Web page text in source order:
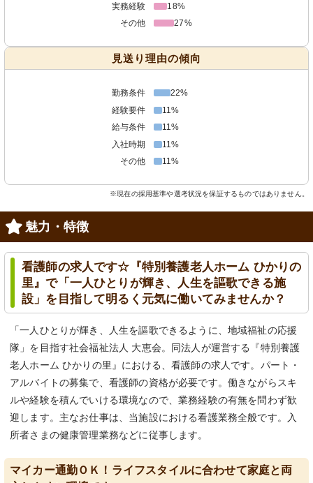
実務経験
18%
その他
27%
見送り理由の傾向
勤務条件
22%
経験要件
11%
給与条件
11%
入社時期
11%
その他
11%
※現在の採用基準や選考状況を保証するものではありません。
魅力・特徴
看護師の求人です☆『特別養護老人ホーム ひかりの
里』で「一人ひとりが輝き、人生を謳歌できる施
設」を目指して明るく元気に働いてみませんか？
「一人ひとりが輝き、人生を謳歌できるように、地域福祉の応援
隊」を目指す社会福祉法人 大恵会。同法人が運営する『特別養護
老人ホーム ひかりの里』における、看護師の求人です。パート・
アルバイトの募集で、看護師の資格が必要です。働きながらスキ
ルや経験を積んでいける環境なので、業務経験の有無を問わず歓
迎します。主なお仕事は、当施設における看護業務全般です。入
所者さまの健康管理業務などに従事します。
マイカー通勤ＯＫ！ライフスタイルに合わせて家庭と両